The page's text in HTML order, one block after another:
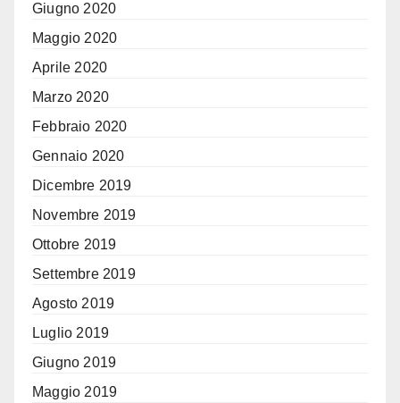
Giugno 2020
Maggio 2020
Aprile 2020
Marzo 2020
Febbraio 2020
Gennaio 2020
Dicembre 2019
Novembre 2019
Ottobre 2019
Settembre 2019
Agosto 2019
Luglio 2019
Giugno 2019
Maggio 2019